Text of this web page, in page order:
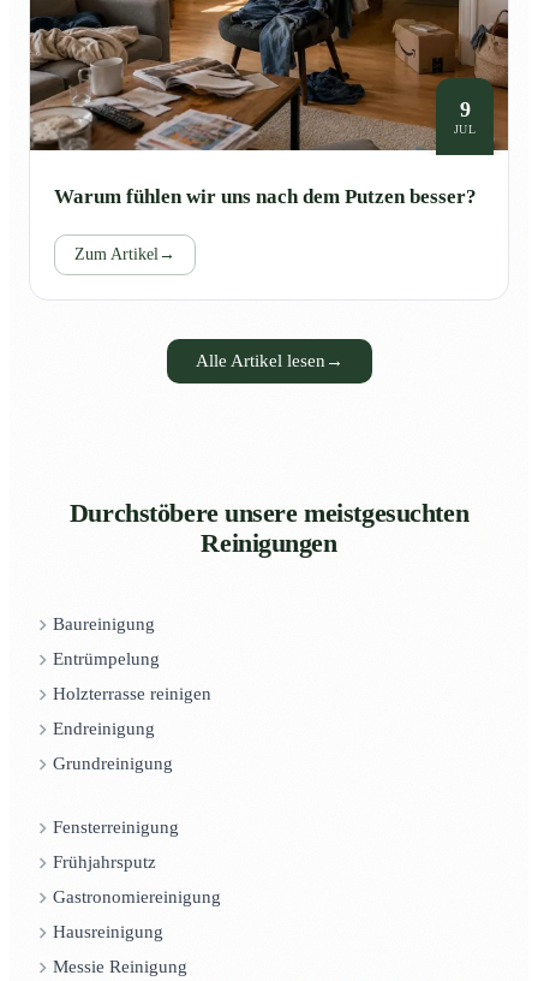
9
JUL
Warum fühlen wir uns nach dem Putzen besser?
Zum Artikel→
Alle Artikel lesen →
Durchstöbere unsere meistgesuchten
Reinigungen
Baureinigung
Entrümpelung
Holzterrasse reinigen
Endreinigung
Grundreinigung
Fensterreinigung
Frühjahrsputz
Gastronomiereinigung
Hausreinigung
Messie Reinigung